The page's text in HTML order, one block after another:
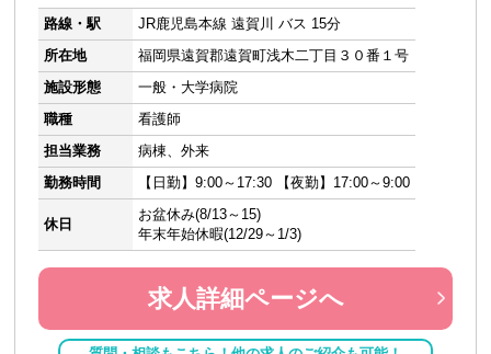
路線・駅
JR鹿児島本線 遠賀川 バス 15分
所在地
福岡県遠賀郡遠賀町浅木二丁目３０番１号
施設形態
一般・大学病院
職種
看護師
担当業務
病棟、外来
勤務時間
【日勤】9:00～17:30 【夜勤】17:00～9:00
休日
お盆休み(8/13～15)
年末年始休暇(12/29～1/3)
求人詳細ページへ